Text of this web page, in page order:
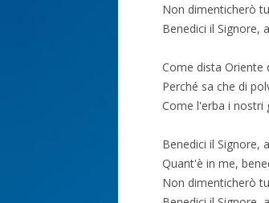
Non dimenticherò
Benedici il Signore,
Come dista Oriente
Perché sa che di
Come l'erba i nostri
Benedici il Signore,
Quant'è in me,
Non dimenticherò